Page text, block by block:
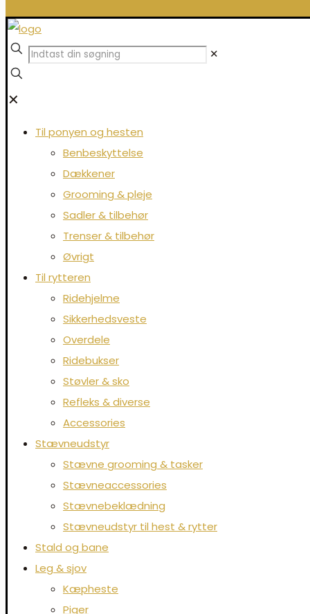
✕
✕
Til ponyen og hesten
Benbeskyttelse
Dækkener
Grooming & pleje
Sadler & tilbehør
Trenser & tilbehør
Øvrigt
Til rytteren
Ridehjelme
Sikkerhedsveste
Overdele
Ridebukser
Støvler & sko
Refleks & diverse
Accessories
Stævneudstyr
Stævne grooming & tasker
Stævneaccessories
Stævnebeklædning
Stævneudstyr til hest & rytter
Stald og bane
Leg & sjov
Kæpheste
Piger